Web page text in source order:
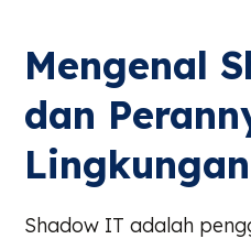
Mengenal
dan
Shadow IT adalah